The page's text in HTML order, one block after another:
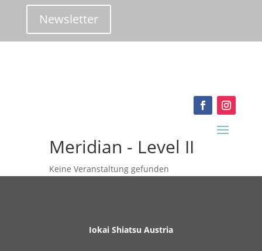
Newsletter
Meridian - Level II
Keine Veranstaltung gefunden
Iokai Shiatsu Austria